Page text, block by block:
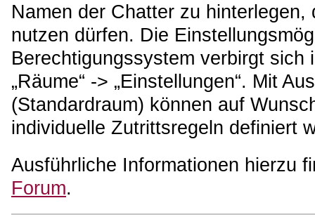
Namen der Chatter zu hinterlegen,
nutzen dürfen. Die
Berechtigungssystem verbirgt sich
„Räume“ -> „Einstellungen“. Mit
(Standardraum) können auf
individuelle Zutrittsregeln definiert
Ausführliche Informationen hierzu
Forum.